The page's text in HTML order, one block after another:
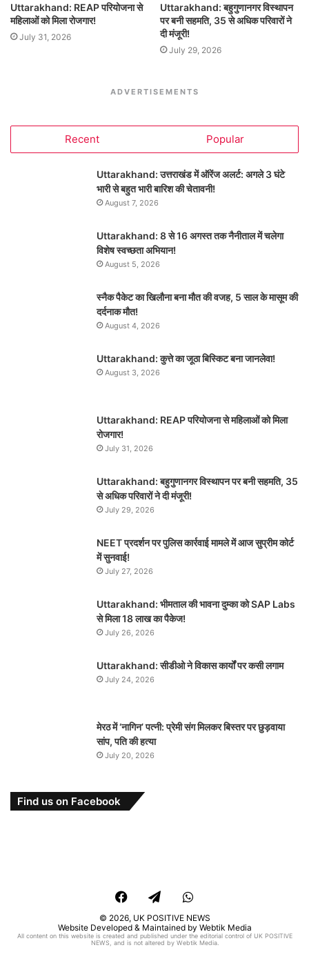
Uttarakhand: REAP परियोजना से
महिलाओं को मिला रोजगार!
July 31, 2026
Uttarakhand: बहुगुणानगर विस्थापन
पर बनी सहमति, 35 से अधिक परिवारों ने
दी मंजूरी!
July 29, 2026
ADVERTISEMENTS
Recent Popular
Uttarakhand: उत्तराखंड में ऑरेंज अलर्ट: अगले 3 घंटे
भारी से बहुत भारी बारिश की चेतावनी!
August 7, 2026
Uttarakhand: 8 से 16 अगस्त तक नैनीताल में चलेगा
विशेष स्वच्छता अभियान!
August 5, 2026
स्नैक पैकेट का खिलौना बना मौत की वजह, 5 साल के मासूम की
दर्दनाक मौत!
August 4, 2026
Uttarakhand: कुत्ते का जूठा बिस्किट बना जानलेवा!
August 3, 2026
Uttarakhand: REAP परियोजना से महिलाओं को मिला
रोजगार!
July 31, 2026
Uttarakhand: बहुगुणानगर विस्थापन पर बनी सहमति, 35
से अधिक परिवारों ने दी मंजूरी!
July 29, 2026
NEET प्रदर्शन पर पुलिस कार्रवाई मामले में आज सुप्रीम कोर्ट
में सुनवाई!
July 27, 2026
Uttarakhand: भीमताल की भावना दुम्का को SAP Labs
से मिला 18 लाख का पैकेज!
July 26, 2026
Uttarakhand: सीडीओ ने विकास कार्यों पर कसी लगाम
July 24, 2026
मेरठ में ‘नागिन’ पत्नी: प्रेमी संग मिलकर बिस्तर पर छुड़वाया
सांप, पति की हत्या
July 20, 2026
Find us on Facebook
FacebookTelegramWhatsApp
© 2026, UK POSITIVE NEWS
Website Developed & Maintained by Webtik Media
All content on this website is created and published under the editorial control of UK POSITIVE
NEWS, and is not altered by Webtik Media.